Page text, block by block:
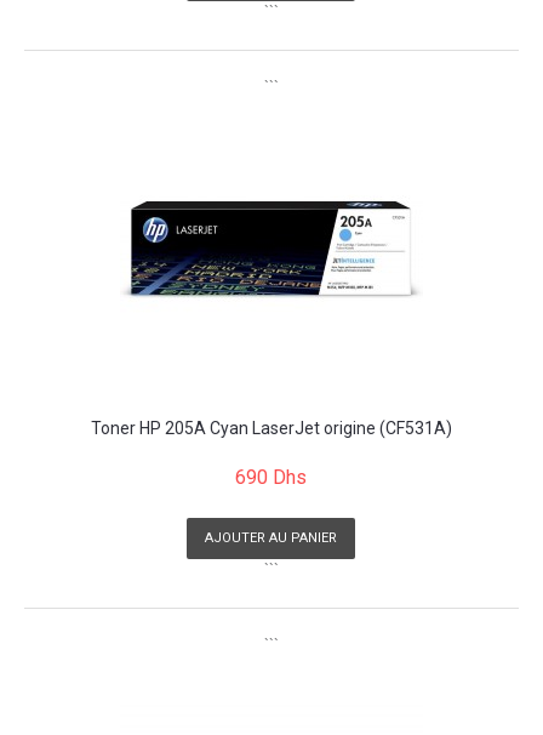
```
```
Toner HP 205A Cyan LaserJet origine (CF531A)
690 Dhs
AJOUTER AU PANIER
```
```